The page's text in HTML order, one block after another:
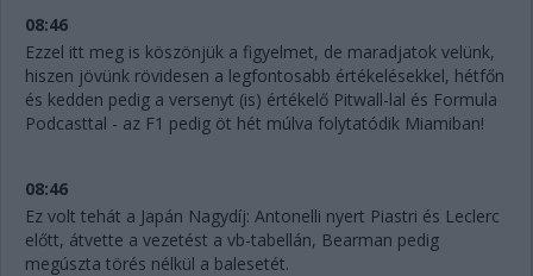
08:46
Ezzel itt meg is köszönjük a figyelmet, de maradjatok velünk,
hiszen jövünk rövidesen a legfontosabb értékelésekkel, hétfőn
és kedden pedig a versenyt (is) értékelő Pitwall-lal és Formula
Podcasttal - az F1 pedig öt hét múlva folytatódik Miamiban!
08:46
Ez volt tehát a Japán Nagydíj: Antonelli nyert Piastri és Leclerc
előtt, átvette a vezetést a vb-tabellán, Bearman pedig
megúszta törés nélkül a balesetét.